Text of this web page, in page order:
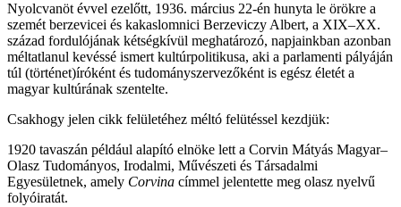
Nyolcvanöt évvel ezelőtt, 1936. március 22-én hunyta le örökre a
szemét berzevicei és kakaslomnici Berzeviczy Albert, a XIX–XX.
század fordulójának kétségkívül meghatározó, napjainkban azonban
méltatlanul kevéssé ismert kultúrpolitikusa, aki a parlamenti pályáján
túl (történet)íróként és tudományszervezőként is egész életét a
magyar kultúrának szentelte.
Csakhogy jelen cikk felületéhez méltó felütéssel kezdjük:
1920 tavaszán például alapító elnöke lett a Corvin Mátyás Magyar–
Olasz Tudományos, Irodalmi, Művészeti és Társadalmi
Egyesületnek, amely Corvina címmel jelentette meg olasz nyelvű
folyóiratát.